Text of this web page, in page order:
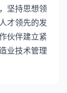
坚持思想领
才领先的发
伙伴建立紧
业技术管理